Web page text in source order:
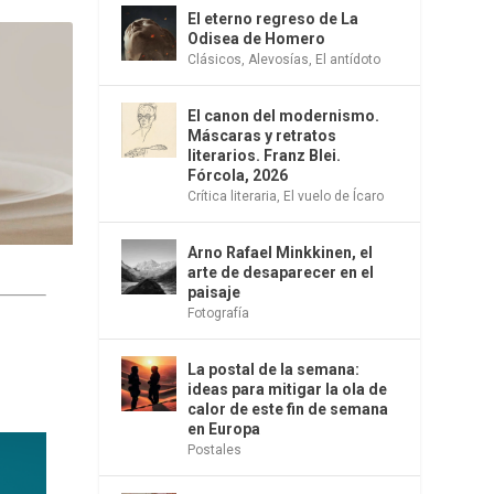
El eterno regreso de La
Odisea de Homero
Clásicos Alevosías El antídoto
El canon del modernismo.
Máscaras y retratos
literarios. Franz Blei.
Fórcola, 2026
Crítica literaria El vuelo de Ícaro
Arno Rafael Minkkinen, el
arte de desaparecer en el
paisaje
Fotografía
La postal de la semana:
ideas para mitigar la ola de
calor de este fin de semana
en Europa
Postales